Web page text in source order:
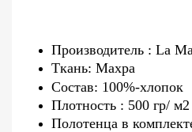
Производитель : La
Ткань: Махра
Состав: 100%-хлопок
Плотность : 500 гр/ м2
Полотенца в